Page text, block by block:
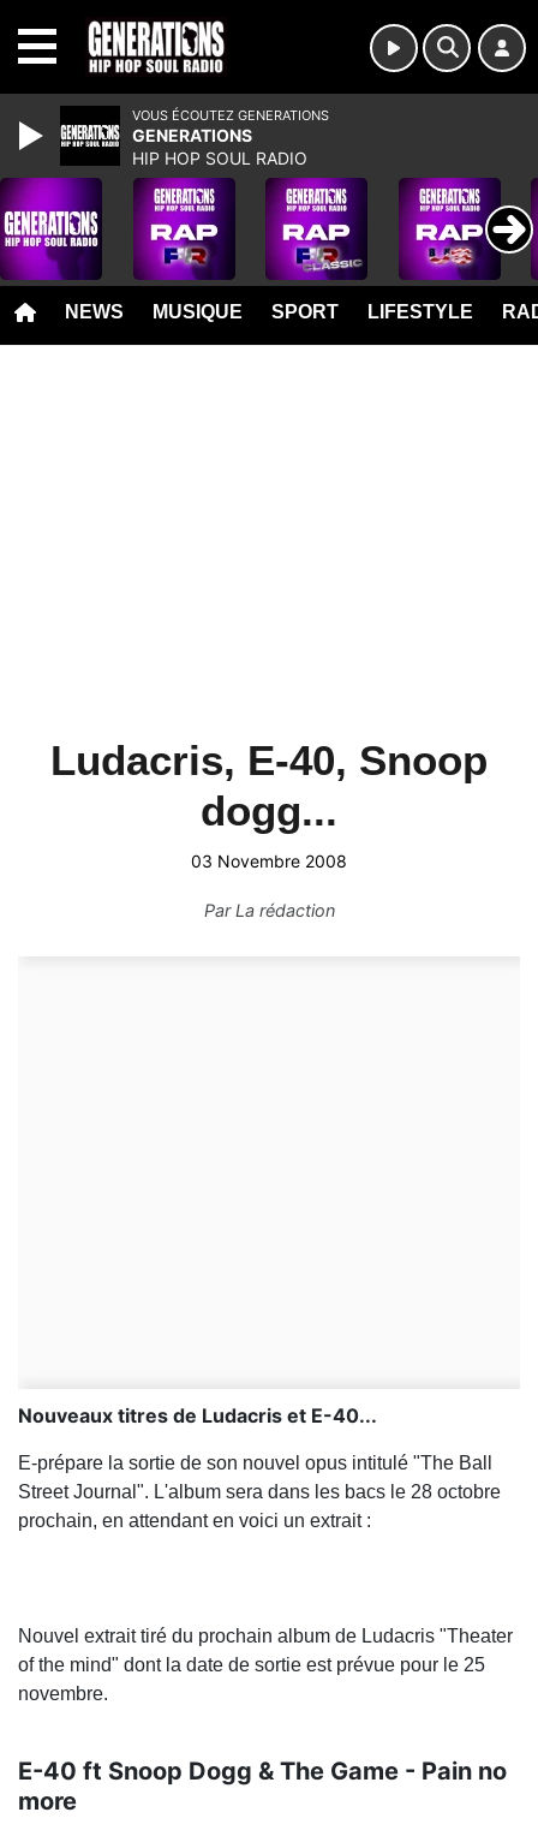
NEWS MUSIQUE SPORT LIFESTYLE
Ludacris, E-40, Snoop
dogg...
03 Novembre 2008
ParLa rédaction
Nouveaux titres de Ludacris et E-40...
E-prépare la sortie de son nouvel opus intitulé "The Ball
Street Journal". L'album sera dans les bacs le 28 octobre
prochain, en attendant en voici un extrait :
Nouvel extrait tiré du prochain album de Ludacris "Theater
of the mind" dont la date de sortie est prévue pour le 25
novembre.
E-40 ft Snoop Dogg & The Game - Pain no
more
VOUS ÉCOUTEZ GENERATIONS
GENERATIONS
HIP HOP SOUL RADIO